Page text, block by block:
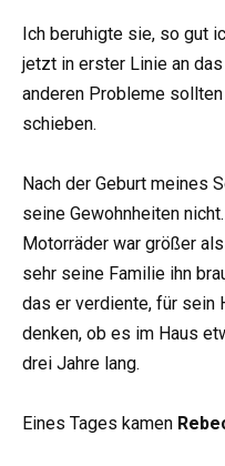
Ich beruhigte sie, so gut
jetzt in erster Linie an
anderen Probleme
schieben.
Nach der Geburt meines
seine Gewohnheiten
Motorräder war größer
sehr seine Familie ihn
das er verdiente, für sein
denken, ob es im Haus
drei Jahre lang.
Eines Tages kamen